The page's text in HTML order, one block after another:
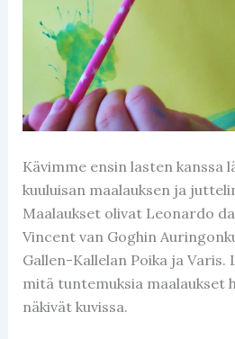
Kävimme ensin lasten kanssa
kuuluisan maalauksen ja
Maalaukset olivat Leonardo
Vincent van Goghin
Gallen-Kallelan Poika ja Varis.
mitä tuntemuksia maalaukset
näkivät kuvissa.